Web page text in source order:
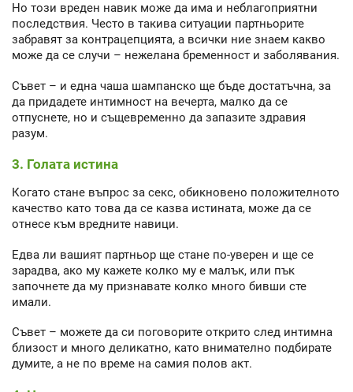
Но този вреден навик може да има и неблагоприятни
последствия. Често в такива ситуации партньорите
забравят за контрацепцията, а всички ние знаем какво
може да се случи – нежелана бременност и заболявания.
Съвет – и една чаша шампанско ще бъде достатъчна, за
да придадете интимност на вечерта, малко да се
отпуснете, но и същевременно да запазите здравия
разум.
3. Голата истина
Когато стане въпрос за секс, обикновено положителното
качество като това да се казва истината, може да се
отнесе към вредните навици.
Едва ли вашият партньор ще стане по-уверен и ще се
зарадва, ако му кажете колко му е малък, или пък
започнете да му признавате колко много бивши сте
имали.
Съвет – можете да си поговорите открито след интимна
близост и много деликатно, като внимателно подбирате
думите, а не по време на самия полов акт.